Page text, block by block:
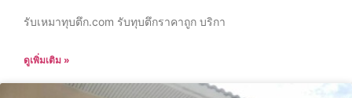
รับเหมาทุบตึก.com รับทุบตึกราคาถูก บริกา
ดูเพิ่มเติม »